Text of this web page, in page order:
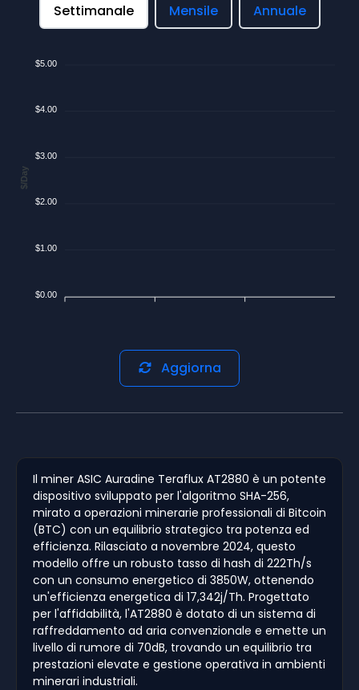
Settimanale Mensile Annuale
$5.00
$4.00
$3.00
$2.00
$1.00
$0.00
$/Day
Aggiorna
Il miner ASIC Auradine Teraflux AT2880 è un potente
dispositivo sviluppato per l'algoritmo SHA-256,
mirato a operazioni minerarie professionali di Bitcoin
(BTC) con un equilibrio strategico tra potenza ed
efficienza. Rilasciato a novembre 2024, questo
modello offre un robusto tasso di hash di 222Th/s
con un consumo energetico di 3850W, ottenendo
un'efficienza energetica di 17,342j/Th. Progettato
per l'affidabilità, l'AT2880 è dotato di un sistema di
raffreddamento ad aria convenzionale e emette un
livello di rumore di 70dB, trovando un equilibrio tra
prestazioni elevate e gestione operativa in ambienti
minerari industriali.